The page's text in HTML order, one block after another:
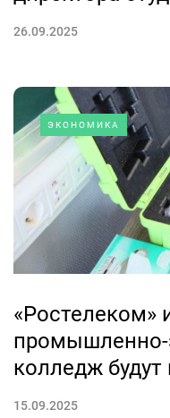
26.09.2025
ЭКОНОМИКА
«Ростелеком»
промышленно-
колледж будут
15.09.2025